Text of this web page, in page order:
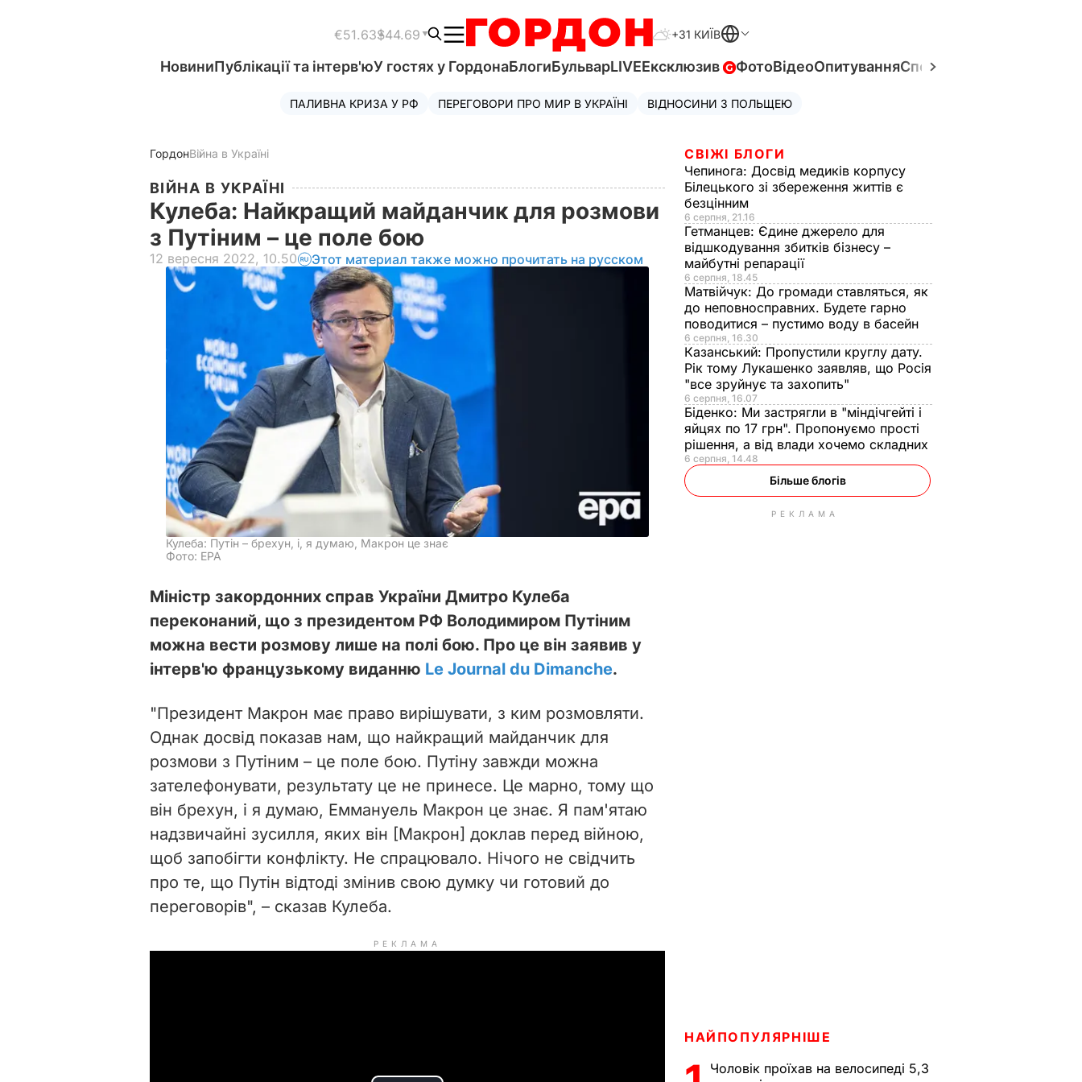
€51.63$44.69 +31 КИЇВ
НовиниПублікації та інтерв'юУ гостях у ГордонаБлогиБульварLIVEЕксклюзив ФотоВідеоОпитуванняСпецпроєкти
ПАЛИВНА КРИЗА У РФ ПЕРЕГОВОРИ ПРО МИР В УКРАЇНІ ВІДНОСИНИ З ПОЛЬЩЕЮ
ГордонВійна в Україні
ВІЙНА В УКРАЇНІ
Кулеба: Найкращий майданчик для розмови
з Путіним – це поле бою
12 вересня 2022, 10.50 Этот материал также можно прочитать на русском
Кулеба: Путін – брехун, і, я думаю, Макрон це знає
Фото: EPA
Міністр закордонних справ України Дмитро Кулеба
переконаний, що з президентом РФ Володимиром Путіним
можна вести розмову лише на полі бою. Про це він заявив у
інтерв'ю французькому виданню Le Journal du Dimanche.
"Президент Макрон має право вирішувати, з ким розмовляти.
Однак досвід показав нам, що найкращий майданчик для
розмови з Путіним – це поле бою. Путіну завжди можна
зателефонувати, результату це не принесе. Це марно, тому що
він брехун, і я думаю, Еммануель Макрон це знає. Я пам'ятаю
надзвичайні зусилля, яких він [Макрон] доклав перед війною,
щоб запобігти конфлікту. Не спрацювало. Нічого не свідчить
про те, що Путін відтоді змінив свою думку чи готовий до
переговорів", – сказав Кулеба.
РЕКЛАМА
СВІЖІ БЛОГИ
Чепинога: Досвід медиків корпусу
Білецького зі збереження життів є
безцінним
6 серпня, 21.16
Гетманцев: Єдине джерело для
відшкодування збитків бізнесу –
майбутні репарації
6 серпня, 18.45
Матвійчук: До громади ставляться, як
до неповносправних. Будете гарно
поводитися – пустимо воду в басейн
6 серпня, 16.30
Казанський: Пропустили круглу дату.
Рік тому Лукашенко заявляв, що Росія
"все зруйнує та захопить"
6 серпня, 16.07
Біденко: Ми застрягли в "міндічгейті і
яйцях по 17 грн". Пропонуємо прості
рішення, а від влади хочемо складних
6 серпня, 14.48
Більше блогів
РЕКЛАМА
НАЙПОПУЛЯРНІШЕ
Чоловік проїхав на велосипеді 5,3